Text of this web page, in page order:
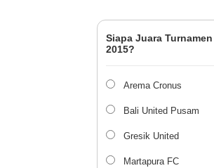
Siapa Juara
2015?
Arema Cronus
Bali United Pusam
Gresik United
Martapura FC